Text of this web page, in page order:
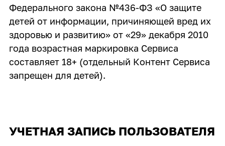
Федерального закона №436-ФЗ «О защите
детей от информации, причиняющей вред их
здоровью и развитию» от «29» декабря 2010
года возрастная маркировка Сервиса
составляет 18+ (отдельный Контент Сервиса
запрещен для детей).
УЧЕТНАЯ ЗАПИСЬ ПОЛЬЗОВАТЕЛЯ